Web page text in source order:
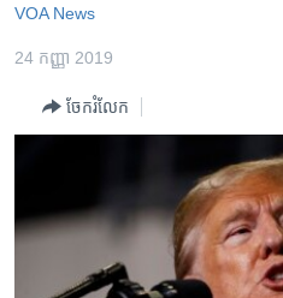
ទំព័រ​
ព័ត៌មាន​​
រំលង​
ទៅ​
ព្រឹត្តិការណ៍ព័ត៌មាន
វិទ្យុ / ផតខាសថ៍
VOA News
24 កញ្ញា 2019
ចែករំលែក